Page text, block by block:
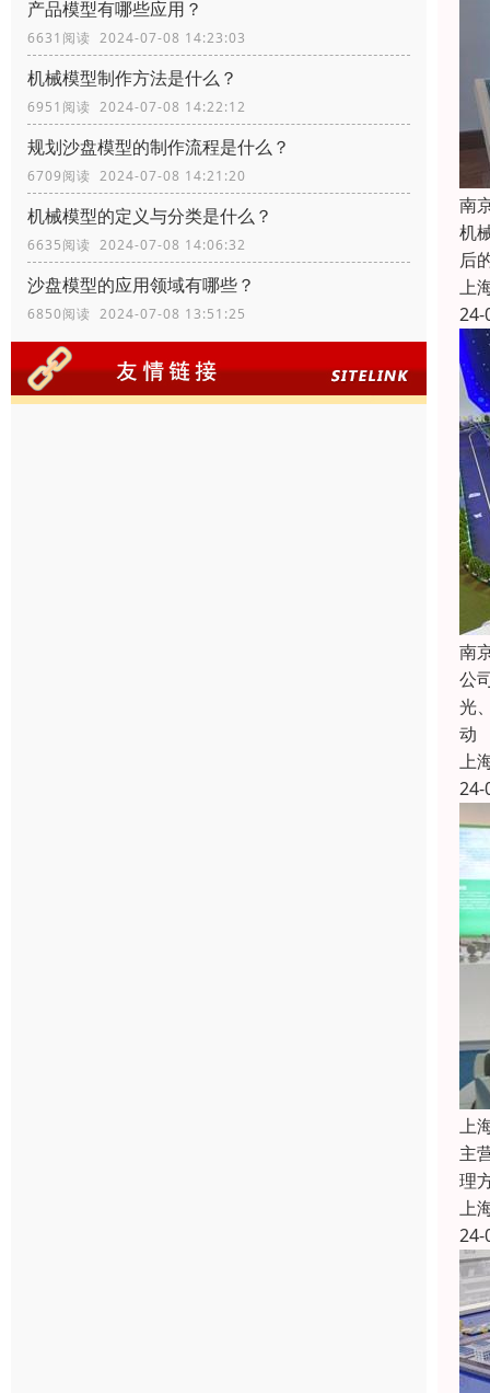
产品模型有哪些应用？
6631阅读 2024-07-08 14:23:03
机械模型制作方法是什么？
6951阅读 2024-07-08 14:22:12
规划沙盘模型的制作流程是什么？
6709阅读 2024-07-08 14:21:20
机械模型的定义与分类是什么？
6635阅读 2024-07-08 14:06:32
沙盘模型的应用领域有哪些？
6850阅读 2024-07-08 13:51:25
南
机
后
上
24-
南
公
光
动
上
24-
上
主
理
上
24-